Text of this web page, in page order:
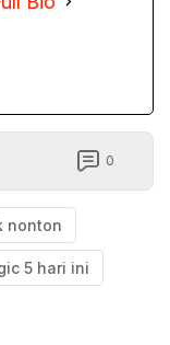
0
nonton
5 hari ini